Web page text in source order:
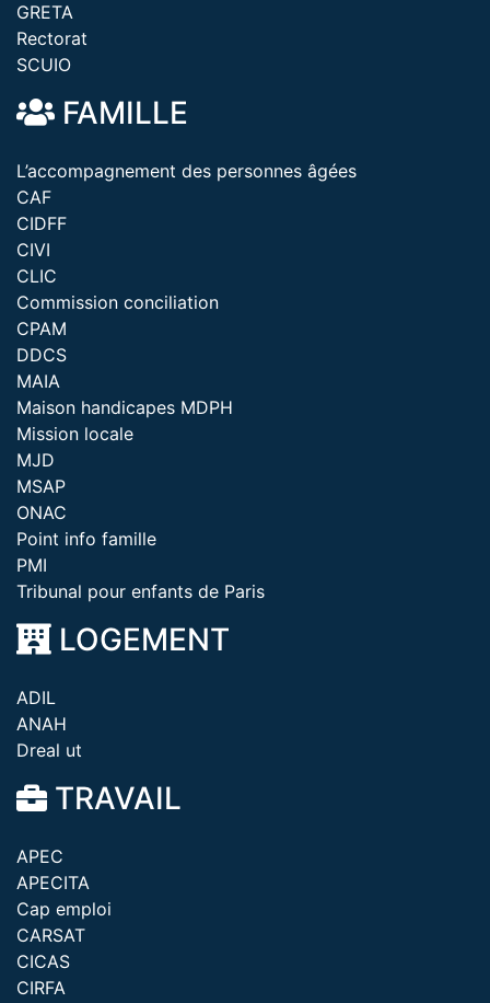
GRETA
Rectorat
SCUIO
FAMILLE
L’accompagnement des personnes âgées
CAF
CIDFF
CIVI
CLIC
Commission conciliation
CPAM
DDCS
MAIA
Maison handicapes MDPH
Mission locale
MJD
MSAP
ONAC
Point info famille
PMI
Tribunal pour enfants de Paris
LOGEMENT
ADIL
ANAH
Dreal ut
TRAVAIL
APEC
APECITA
Cap emploi
CARSAT
CICAS
CIRFA